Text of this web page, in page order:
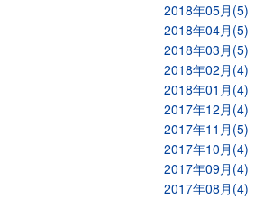
2018年05月(5)
2018年04月(5)
2018年03月(5)
2018年02月(4)
2018年01月(4)
2017年12月(4)
2017年11月(5)
2017年10月(4)
2017年09月(4)
2017年08月(4)